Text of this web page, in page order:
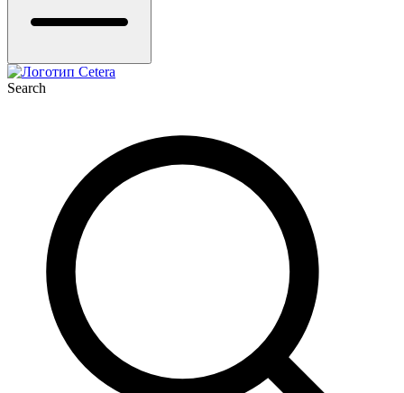
Search